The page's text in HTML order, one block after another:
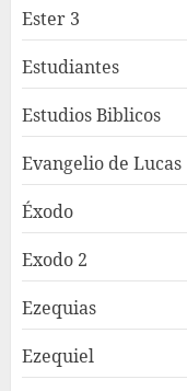
Ester 3
Estudiantes
Estudios Biblicos
Evangelio de Lucas
Éxodo
Exodo 2
Ezequias
Ezequiel